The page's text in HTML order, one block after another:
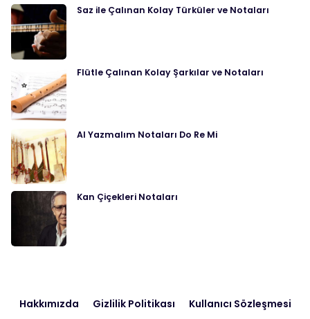
Saz ile Çalınan Kolay Türküler ve Notaları
Flütle Çalınan Kolay Şarkılar ve Notaları
Al Yazmalım Notaları Do Re Mi
Kan Çiçekleri Notaları
Hakkımızda Gizlilik Politikası Kullanıcı Sözleşmesi